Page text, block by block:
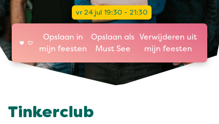
vr 24 jul 19:30 - 21:30
Opslaan in
mijn feesten
Opslaan als
Must See
Verwijderen uit
mijn feesten
Tinkerclub